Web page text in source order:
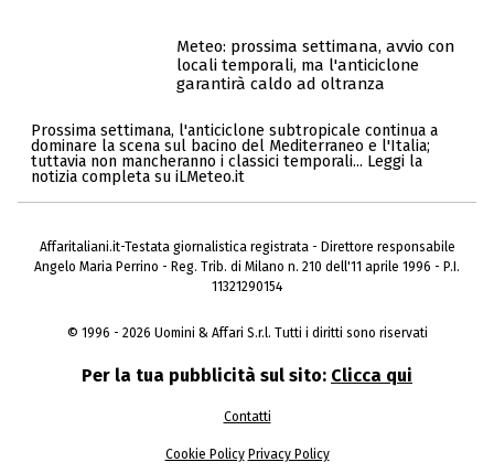
Meteo: prossima settimana, avvio con
locali temporali, ma l'anticiclone
garantirà caldo ad oltranza
Prossima settimana, l'anticiclone subtropicale continua a
dominare la scena sul bacino del Mediterraneo e l'Italia;
tuttavia non mancheranno i classici temporali... Leggi la
notizia completa su iLMeteo.it
Affaritaliani.it-Testata giornalistica registrata - Direttore responsabile
Angelo Maria Perrino - Reg. Trib. di Milano n. 210 dell'11 aprile 1996 - P.I.
11321290154
© 1996 - 2026 Uomini & Affari S.r.l. Tutti i diritti sono riservati
Per la tua pubblicità sul sito: Clicca qui
Contatti
Cookie Policy Privacy Policy